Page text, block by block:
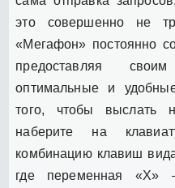
это совершенно не
«Мегафон» постоянно
предоставляя
оптимальные и
того, чтобы выслать
наберите на
комбинацию клавиш
где переменная «X»